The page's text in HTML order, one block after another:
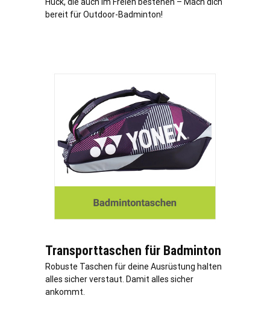
Huck, die auch im Freien bestehen – Mach dich
bereit für Outdoor-Badminton!
Transporttaschen für Badminton
Robuste Taschen für deine Ausrüstung halten
alles sicher verstaut. Damit alles sicher
ankommt.